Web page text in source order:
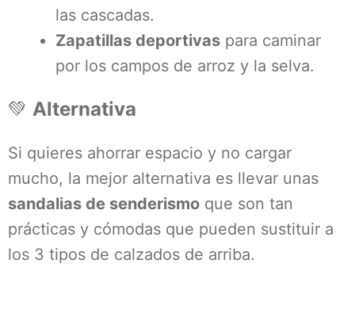
las cascadas.
Zapatillas deportivas para caminar
por los campos de arroz y la selva.
💚 Alternativa
Si quieres ahorrar espacio y no cargar
mucho, la mejor alternativa es llevar unas
sandalias de senderismo que son tan
prácticas y cómodas que pueden sustituir a
los 3 tipos de calzados de arriba.